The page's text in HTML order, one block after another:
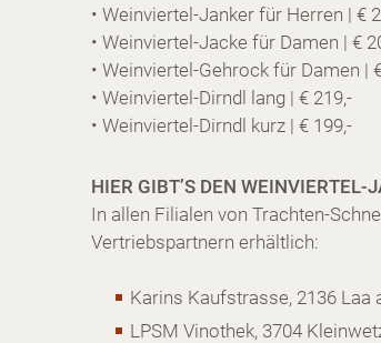
• Weinviertel-Janker für Herren | €
• Weinviertel-Jacke für Damen | €
• Weinviertel-Gehrock für Damen |
• Weinviertel-Dirndl lang | € 219,-
• Weinviertel-Dirndl kurz | € 199,-
HIER GIBT’S DEN WEINVIERTEL-
In allen Filialen von Trachten-
Vertriebspartnern erhältlich:
Karins Kaufstrasse, 2136 Laa
LPSM Vinothek, 3704